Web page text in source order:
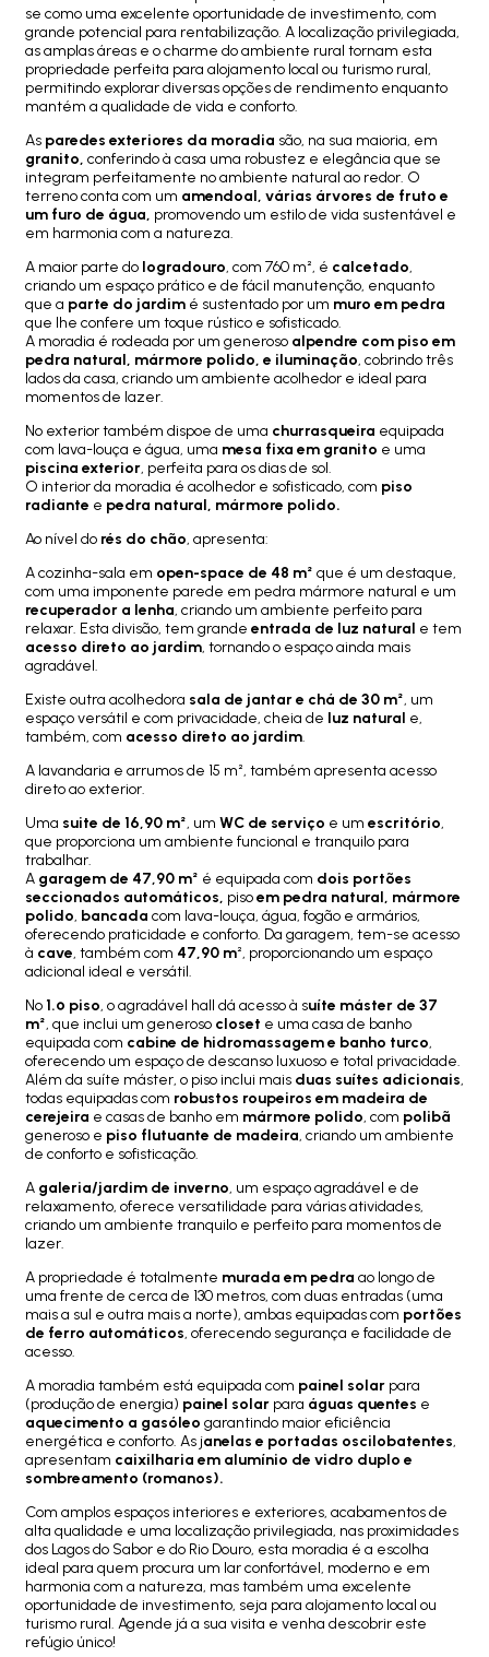
se como uma excelente oportunidade de investimento, com
grande potencial para rentabilização. A localização privilegiada,
as amplas áreas e o charme do ambiente rural tornam esta
propriedade perfeita para alojamento local ou turismo rural,
permitindo explorar diversas opções de rendimento enquanto
mantém a qualidade de vida e conforto.
As paredes exteriores da moradia são, na sua maioria, em
granito, conferindo à casa uma robustez e elegância que se
integram perfeitamente no ambiente natural ao redor. O
terreno conta com um amendoal, várias árvores de fruto e
um furo de água, promovendo um estilo de vida sustentável e
em harmonia com a natureza.
A maior parte do logradouro, com 760 m², é calcetado,
criando um espaço prático e de fácil manutenção, enquanto
que a parte do jardim é sustentado por um muro em pedra
que lhe confere um toque rústico e sofisticado.
A moradia é rodeada por um generoso alpendre com piso em
pedra natural, mármore polido, e iluminação, cobrindo três
lados da casa, criando um ambiente acolhedor e ideal para
momentos de lazer.
No exterior também dispoe de uma churrasqueira equipada
com lava-louça e água, uma mesa fixa em granito e uma
piscina exterior, perfeita para os dias de sol.
O interior da moradia é acolhedor e sofisticado, com piso
radiante e pedra natural, mármore polido.
Ao nível do rés do chão, apresenta:
A cozinha-sala em open-space de 48 m² que é um destaque,
com uma imponente parede em pedra mármore natural e um
recuperador a lenha, criando um ambiente perfeito para
relaxar. Esta divisão, tem grande entrada de luz natural e tem
acesso direto ao jardim, tornando o espaço ainda mais
agradável.
Existe outra acolhedora sala de jantar e chá de 30 m², um
espaço versátil e com privacidade, cheia de luz natural e,
também, com acesso direto ao jardim.
A lavandaria e arrumos de 15 m², também apresenta acesso
direto ao exterior.
Uma suite de 16,90 m², um WC de serviço e um escritório,
que proporciona um ambiente funcional e tranquilo para
trabalhar.
A garagem de 47,90 m² é equipada com dois portões
seccionados automáticos, pisoem pedra natural, mármore
polido, bancada com lava-louça, água, fogão e armários,
oferecendo praticidade e conforto. Da garagem, tem-se acesso
à cave, também com 47,90 m², proporcionando um espaço
adicional ideal e versátil.
No1.º piso, o agradável hall dá acesso à suíte máster de 37
m², que inclui um generoso closet e uma casa de banho
equipada com cabine de hidromassagem e banho turco,
oferecendo um espaço de descanso luxuoso e total privacidade.
Além da suíte máster, o piso inclui mais duas suítes adicionais,
todas equipadas com robustos roupeiros em madeira de
cerejeira e casas de banho em mármore polido, com polibã
generoso e piso flutuante de madeira, criando um ambiente
de conforto e sofisticação.
A galeria/jardim de inverno, um espaço agradável e de
relaxamento, oferece versatilidade para várias atividades,
criando um ambiente tranquilo e perfeito para momentos de
lazer.
A propriedade é totalmente murada em pedra ao longo de
uma frente de cerca de 130 metros, com duas entradas (uma
mais a sul e outra mais a norte), ambas equipadas com portões
de ferro automáticos, oferecendo segurança e facilidade de
acesso.
A moradia também está equipada com painel solar para
(produção de energia) painel solar para águas quentes e
aquecimento a gasóleo garantindo maior eficiência
energética e conforto. As janelas e portadas oscilobatentes,
apresentam caixilharia em alumínio de vidro duplo e
sombreamento (romanos).
Com amplos espaços interiores e exteriores, acabamentos de
alta qualidade e uma localização privilegiada, nas proximidades
dos Lagos do Sabor e do Rio Douro, esta moradia é a escolha
ideal para quem procura um lar confortável, moderno e em
harmonia com a natureza, mas também uma excelente
oportunidade de investimento, seja para alojamento local ou
turismo rural. Agende já a sua visita e venha descobrir este
refúgio único!